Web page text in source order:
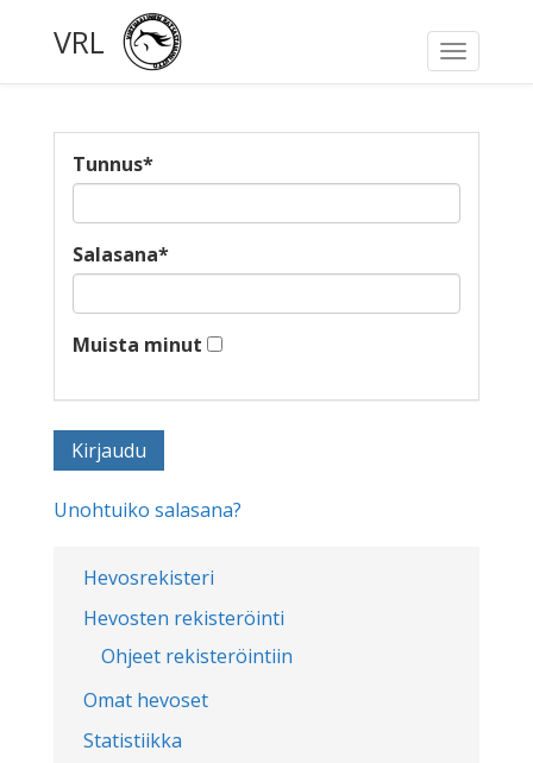
Toggle
VRL
Hevosrekisteri
Hevosten rekisteröinti
Ohjeet rekisteröintiin
Omat hevoset
Statistiikka
Tunnus*
Salasana*
Muista minut
Unohtuiko salasana?